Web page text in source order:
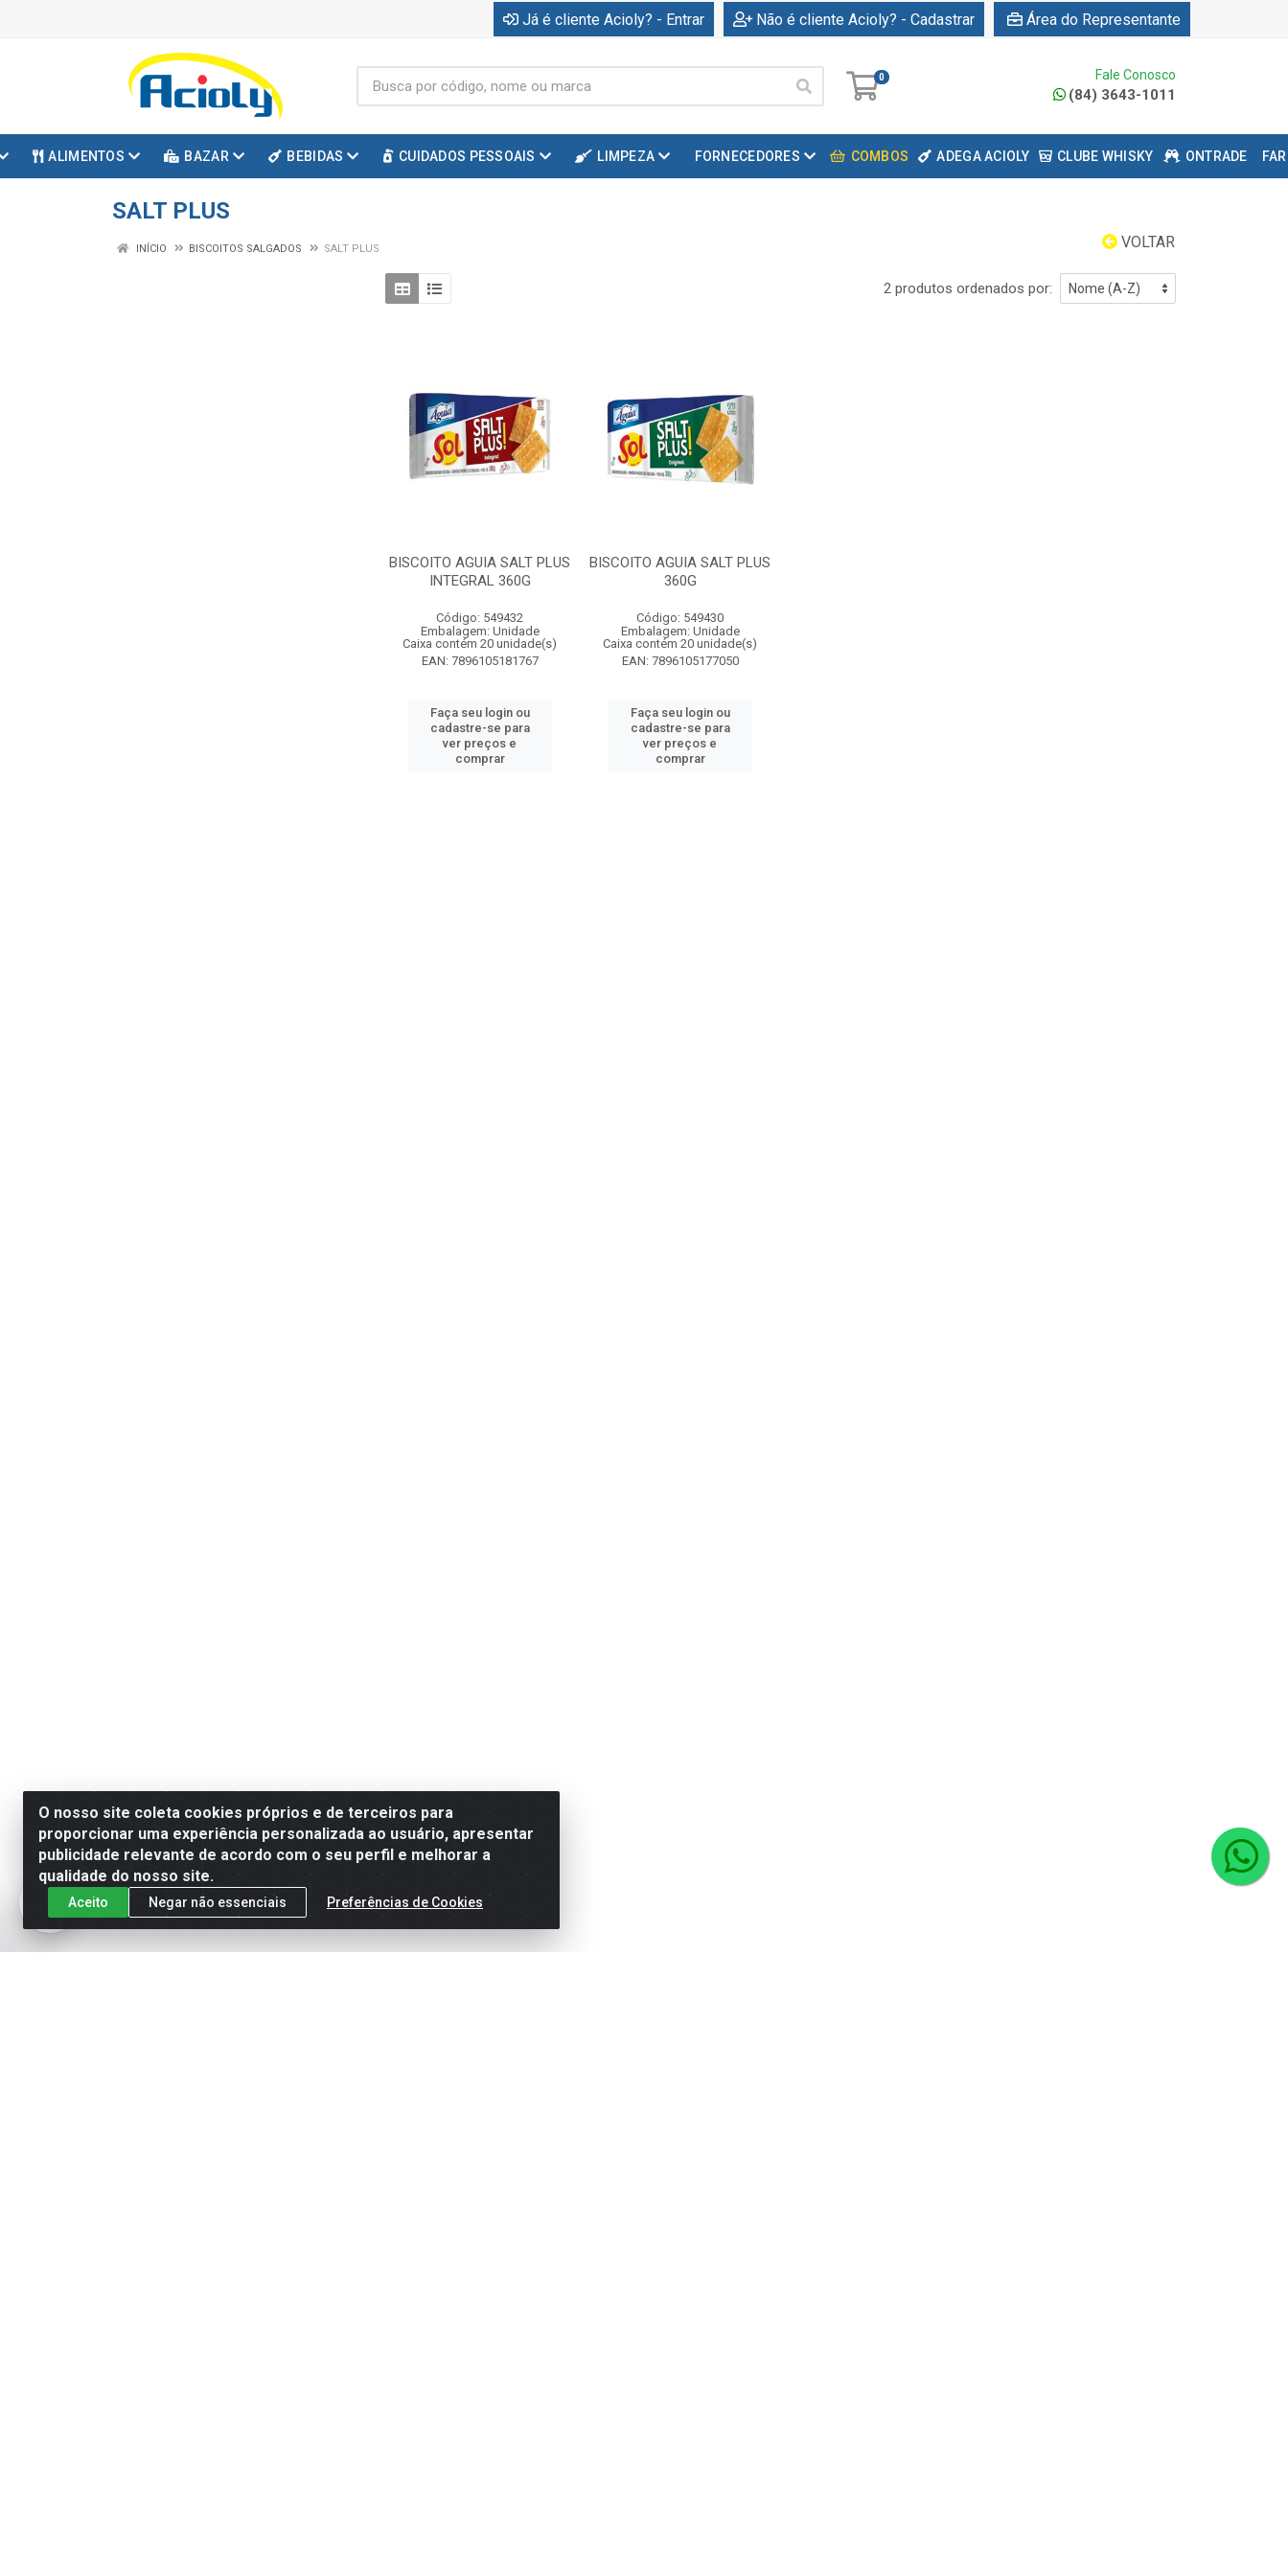
Já é cliente Acioly? - Entrar Não é cliente Acioly? - Cadastrar Área do Representante
0 Fale Conosco
(84) 3643-1011
ALIMENTOS BAZAR BEBIDAS CUIDADOS PESSOAIS LIMPEZA FORNECEDORES COMBOS ADEGA ACIOLY CLUBE WHISKY ONTRADE
SALT PLUS
VOLTAR
INÍCIO BISCOITOS SALGADOS SALT PLUS
2 produtos ordenados por:
BISCOITO AGUIA SALT PLUS
INTEGRAL 360G
Código: 549432
Embalagem: Unidade
Caixa contém 20 unidade(s)
EAN: 7896105181767
Faça seu login ou
cadastre-se para
ver preços e
comprar
BISCOITO AGUIA SALT PLUS
360G
Código: 549430
Embalagem: Unidade
Caixa contém 20 unidade(s)
EAN: 7896105177050
Faça seu login ou
cadastre-se para
ver preços e
comprar
O nosso site coleta cookies próprios e de terceiros para
proporcionar uma experiência personalizada ao usuário, apresentar
publicidade relevante de acordo com o seu perfil e melhorar a
qualidade do nosso site.
Aceito Negar não essenciais Preferências de Cookies